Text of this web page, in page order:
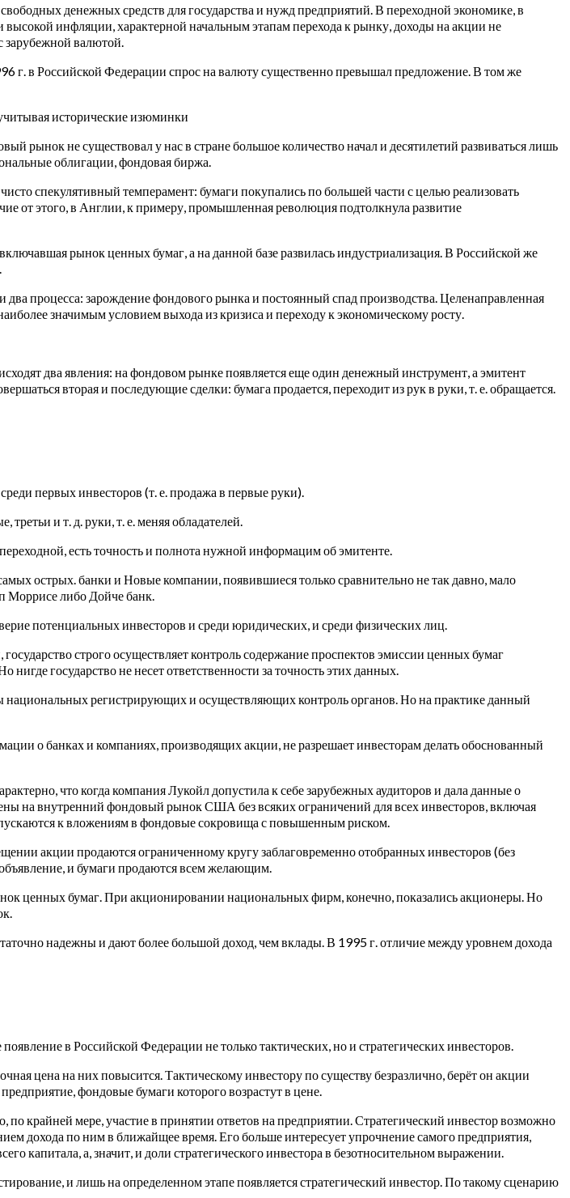
денежных средств для государства и нужд предприятий. В переходной экономике, в
инфляции, характерной начальным этапам перехода к рынку, доходы на акции не
зарубежной валютой.
г. в Российской Федерации спрос на валюту существенно превышал предложение. В том же
исторические изюминки
рынок не существовал у нас в стране большое количество начал и десятилетий развиваться лишь
облигации, фондовая биржа.
спекулятивный темперамент: бумаги покупались по большей части с целью реализовать
от этого, в Англии, к примеру, промышленная революция подтолкнула развитие
рынок ценных бумаг, а на данной базе развилась индустриализация. В Российской же
процесса: зарождение фондового рынка и постоянный спад производства. Целенаправленная
значимым условием выхода из кризиса и переходу к экономическому росту.
два явления: на фондовом рынке появляется еще один денежный инструмент, а эмитент
вторая и последующие сделки: бумага продается, переходит из рук в руки, т. е. обращается.
первых инвесторов (т. е. продажа в первые руки).
и т. д. руки, т. е. меняя обладателей.
есть точность и полнота нужной информацим об эмитенте.
острых. банки и Новые компании, появившиеся только сравнительно не так давно, мало
Моррисе либо Дойче банк.
потенциальных инвесторов и среди юридических, и среди физических лиц.
строго осуществляет контроль содержание проспектов эмиссии ценных бумаг
государство не несет ответственности за точность этих данных.
регистрирующих и осуществляющих контроль органов. Но на практике данный
о банках и компаниях, производящих акции, не разрешает инвесторам делать обоснованный
что когда компания Лукойл допустила к себе зарубежных аудиторов и дала данные о
на внутренний фондовый рынок США без всяких ограничений для всех инвесторов, включая
к вложениям в фондовые сокровища с повышенным риском.
акции продаются ограниченному кругу заблаговременно отобранных инвесторов (без
и бумаги продаются всем желающим.
ценных бумаг. При акционировании национальных фирм, конечно, показались акционеры. Но
надежны и дают более большой доход, чем вклады. В 1995 г. отличие между уровнем дохода
в Российской Федерации не только тактических, но и стратегических инвесторов.
цена на них повысится. Тактическому инвестору по существу безразлично, берёт он акции
фондовые бумаги которого возрастут в цене.
крайней мере, участие в принятии ответов на предприятии. Стратегический инвестор возможно
дохода по ним в ближайщее время. Его больше интересует упрочнение самого предприятия,
капитала, а, значит, и доли стратегического инвестора в безотносительном выражении.
и лишь на определенном этапе появляется стратегический инвестор. По такому сценарию